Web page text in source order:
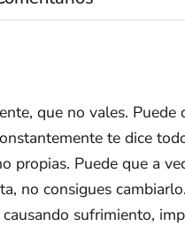
que no vales.
te dice
Puede que a
no consigues
sufrimiento,